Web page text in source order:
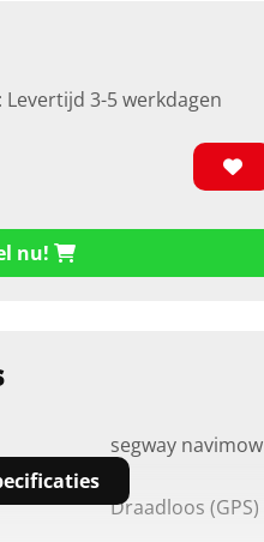
3-5 werkdagen
nu!
segway navimow
Draadloos (GPS)